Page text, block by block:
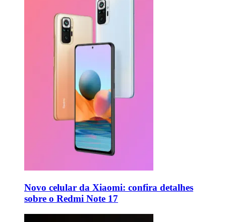
Novo celular da Xiaomi: confira detalhes
sobre o Redmi Note 17